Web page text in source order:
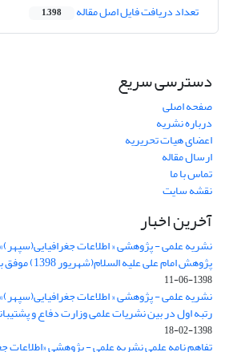
تعداد دریافت فایل اصل مقاله 1,398
دسترسی سریع
صفحه اصلی
درباره نشریه
اعضای هیات تحریریه
ارسال مقاله
تماس با ما
نقشه سایت
آخرین اخبار
نشریه علمی - پژوهشی « اطلاعات
پژوهش امام علی علیه السلام(شهریور 1398) موفق به کسب رتبه اول گردید.
1398-06-11
رتبه اول در بین نشریات علمی وزارت دفاع و
1398-02-18
تفاهم نامه علمی نشریه علمی - پژوهشی «اطلاعات